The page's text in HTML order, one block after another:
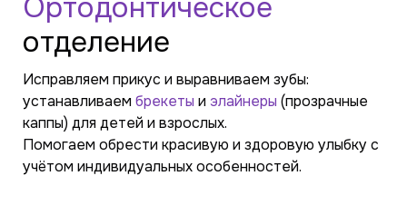
Ортодонтическое
отделение
Исправляем прикус и выравниваем зубы:
устанавливаем брекеты и элайнеры (прозрачные
каппы) для детей и взрослых.
Помогаем обрести красивую и здоровую улыбку с
учётом индивидуальных особенностей.